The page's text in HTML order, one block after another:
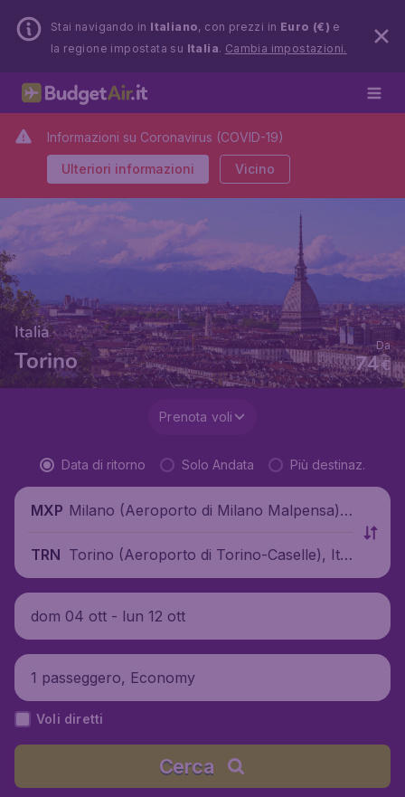
Stai navigando in Italiano, con prezzi in Euro (€) e
la regione impostata su Italia. Cambia impostazioni.
Informazioni su Coronavirus (COVID-19)
Ulteriori informazioni Vicino
Italia
Torino €
74
Da
Prenota voli
Data di ritorno Solo Andata Più destinaz.
MXP Milano (Aeroporto di Milano Malpensa),
TRN Torino (Aeroporto di Torino-Caselle), Ital
ia
dom 04 ott - lun 12 ott
1 passeggero, Economy
Voli diretti
Cerca